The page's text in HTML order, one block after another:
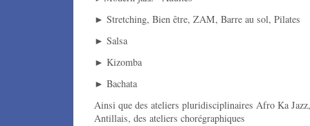
► Stretching, Bien être, ZAM, Barre au sol, Pilates
► Salsa
► Kizomba
► Bachata
Ainsi que des ateliers pluridisciplinaires Afro Ka
Antillais, des ateliers chorégraphiques